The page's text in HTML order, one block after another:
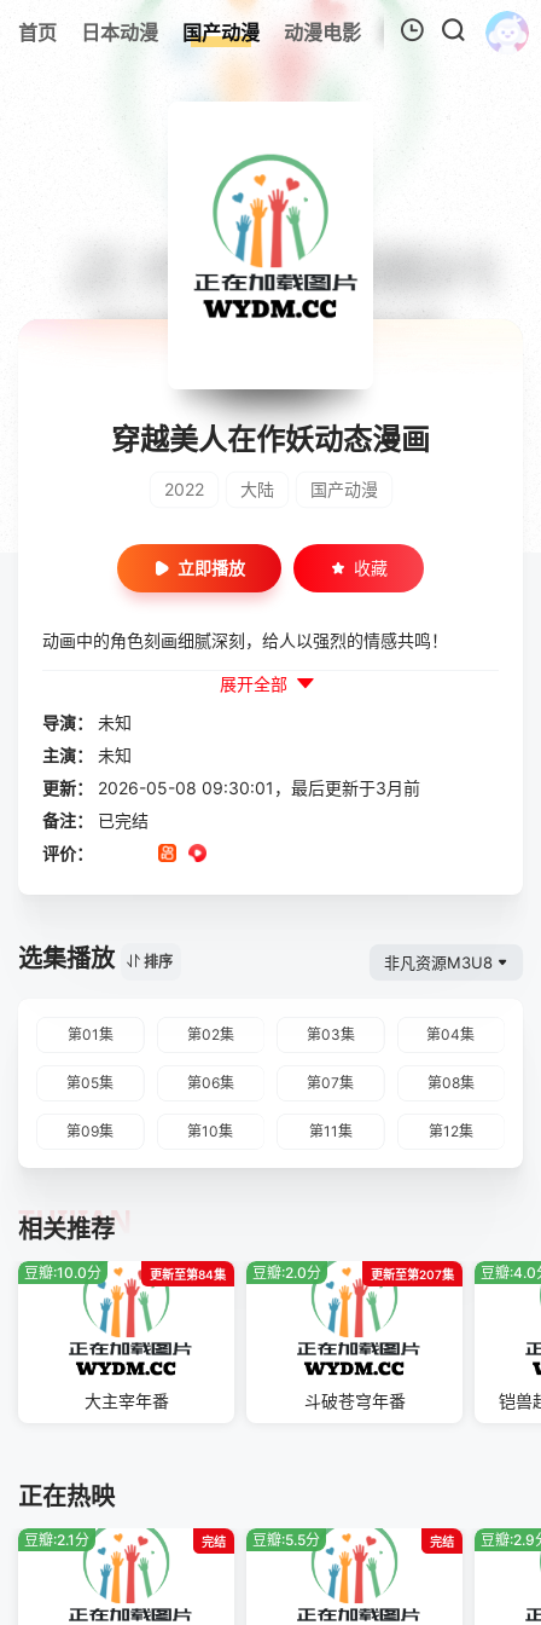
首页 日本动漫 国产动漫 动漫电影 欧美动漫 追剧
我的观影记录
暂无观看影片的记录
穿越美人在作妖动态漫画
2022 大陆 国产动漫
立即播放 收藏
动画中的角色刻画细腻深刻，给人以强烈的情感共鸣！
展开全部
导演：
未知
主演：
未知
更新：
2026-05-08 09:30:01，最后更新于3月前
备注：
已完结
评价：
选集播放 排序 非凡资源M3U8
第01集 第02集 第03集 第04集
第05集 第06集 第07集 第08集
第09集 第10集 第11集 第12集
相关推荐
TUIJIAN
更新至第84集
豆瓣:10.0分
大主宰年番
更新至第207集
豆瓣:2.0分
斗破苍穹年番
豆瓣:4.0
铠兽
正在热映
完结
豆瓣:2.1分 完结
豆瓣:5.5分 豆瓣:2.9